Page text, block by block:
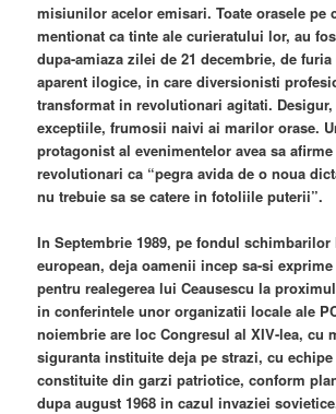
misiunilor acelor emisari. Toate orasele pe
mentionat ca tinte ale curieratului lor, au
dupa-amiaza zilei de 21 decembrie, de
aparent ilogice, in care diversionisti
transformat in revolutionari agitati.
exceptiile, frumosii naivi ai marilor orase.
protagonist al evenimentelor avea sa
revolutionari ca “pegra avida de o noua
nu trebuie sa se catere in fotoliile puterii”.
In Septembrie 1989, pe fondul schimbarilor
european, deja oamenii incep sa-si
pentru realegerea lui Ceausescu la
in conferintele unor organizatii locale ale
noiembrie are loc Congresul al XIV-lea, cu
siguranta instituite deja pe strazi, cu
constituite din garzi patriotice, conform
dupa august 1968 in cazul invaziei